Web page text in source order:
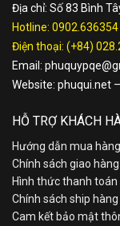
Địa chỉ: Số 83 Bình
Hotline: 0902.636354
Điện thoại: (+84)
Email:
Website: phuqui.net –
HỖ TRỢ KHÁCH
Hướng dẫn mua hàng
Chính sách giao
Hình thức thanh toán
Chính sách ship
Cam kết bảo mật